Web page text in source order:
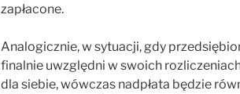
zapłacone.
Analogicznie, w sytuacji, gdy
finalnie uwzględni w swoich
dla siebie, wówczas nadpłata będzie